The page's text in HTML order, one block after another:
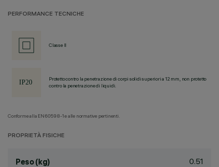
PERFORMANCE TECNICHE
Classe II
Protetto contro la penetrazione di corpi solidi superiori a 12 mm, non protetto
contro la penetrazione di liquidi.
Conforme alla EN60598-1 e alle normative pertinenti.
PROPRIETÀ FISICHE
Peso (kg) 0.51